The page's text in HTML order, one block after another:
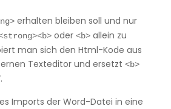
erhalten bleiben soll und nur
oder <b>allein zu
man sich den Html-Kode aus
Texteditor und ersetzt <b>
Imports der Word-Datei in eine